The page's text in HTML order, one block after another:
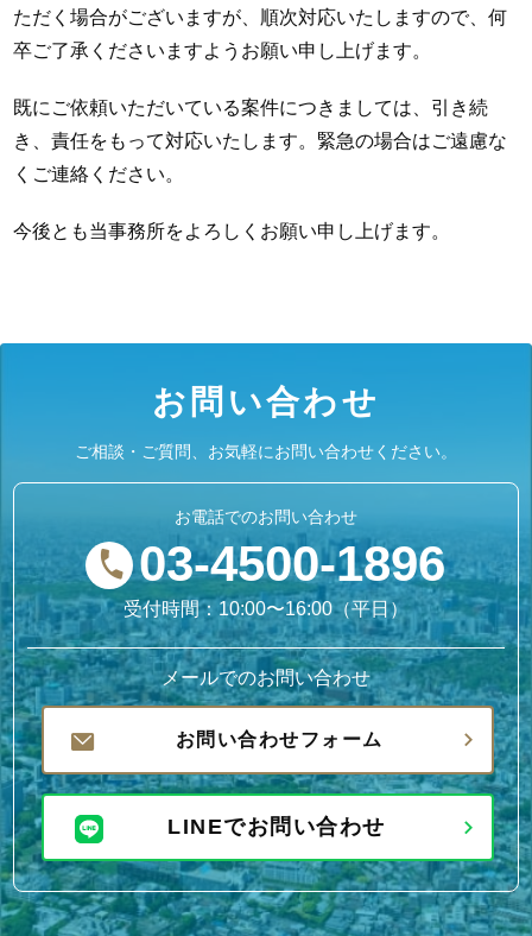
ただく場合がございますが、順次対応いたしますので、何
卒ご了承くださいますようお願い申し上げます。
既にご依頼いただいている案件につきましては、引き続
き、責任をもって対応いたします。緊急の場合はご遠慮な
くご連絡ください。
今後とも当事務所をよろしくお願い申し上げます。
お問い合わせ
ご相談・ご質問、お気軽にお問い合わせください。
お電話でのお問い合わせ
03-4500-1896
受付時間：10:00〜16:00（平日）
メールでのお問い合わせ
お問い合わせフォーム
LINEでお問い合わせ